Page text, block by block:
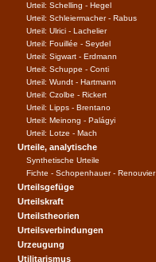
Urteil: Schelling - Hegel
Urteil: Schleiermacher - Rabus
Urteil: Ulrici - Lachelier
Urteil: Fouillée - Seydel
Urteil: Sigwart - Erdmann
Urteil: Schuppe - Conti
Urteil: Wundt - Hartmann
Urteil: Czolbe - Rickert
Urteil: Lipps - Brentano
Urteil: Meinong - Palágyi
Urteil: Lotze - Mach
Urteile, analytische
Synthetische Urteile
Fichte - Schopenhauer - Renouvier
Urteilsgefüge
Urteilskraft
Urteilstheorien
Urteilsverbindungen
Urzeugung
Utilitarismus